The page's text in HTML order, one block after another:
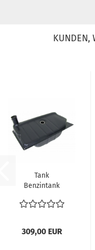
KUNDEN,
Tank
Benzintank
VW Käfer 8.60-
309,00 EUR